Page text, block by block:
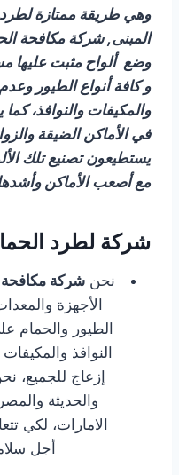
وهي طريقة ممتازة
المبنى,شركة مكافحة
وضع ألواح مثبت
و كافة أنواع الطيور
والمكيفات والنوافذ،كما
في الأماكن الضيقة
يستطيعون تصنيع تلك
مع أصعبالأماكن
شركة لطرد
نحنشركة مكافحة
الأجهزة
الطيور والحمام
النوافذ
إزعاج للجميع،
والحديثة
الامارات، لكي
أجل